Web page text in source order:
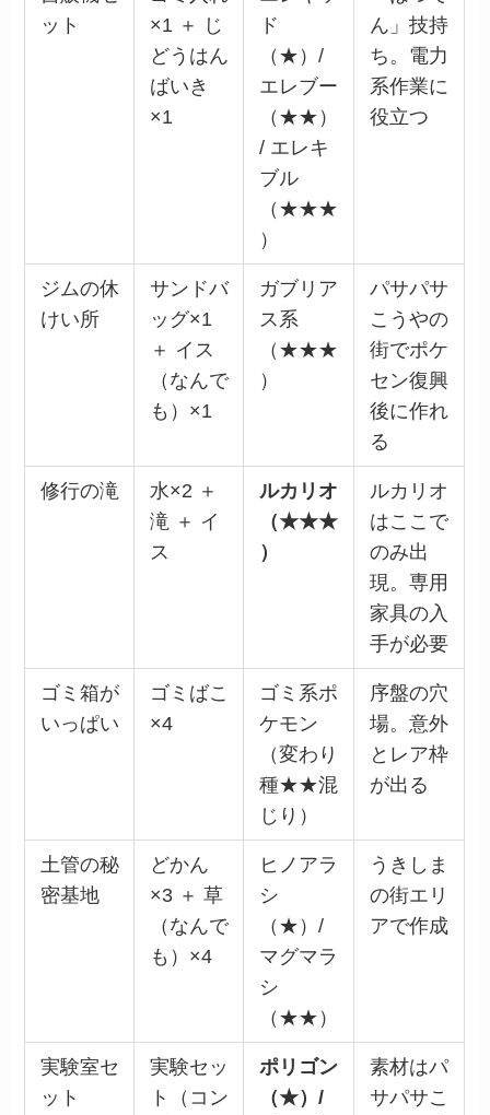
ット
×1 ＋ じ
どうはん
ばいき
×1
ド
（★）/
エレブー
（★★）
/ エレキ
ブル
（★★★
）
ん」技持
ち。電力
系作業に
役立つ
ジムの休
けい所
サンドバ
ッグ×1
＋ イス
（なんで
も）×1
ガブリア
ス系
（★★★
）
パサパサ
こうやの
街でポケ
セン復興
後に作れ
る
修行の滝
水×2 ＋
滝 ＋ イ
ス
ルカリオ
（★★★
）
ルカリオ
はここで
のみ出
現。専用
家具の入
手が必要
ゴミ箱が
いっぱい
ゴミばこ
×4
ゴミ系ポ
ケモン
（変わり
種★★混
じり）
序盤の穴
場。意外
とレア枠
が出る
土管の秘
密基地
どかん
×3 ＋ 草
（なんで
も）×4
ヒノアラ
シ
（★）/
マグマラ
シ
（★★）
うきしま
の街エリ
アで作成
実験室セ
ット
実験セッ
ト（コン
ポリゴン
（★）/
素材はパ
サパサこ